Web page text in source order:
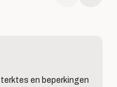
en beperkingen